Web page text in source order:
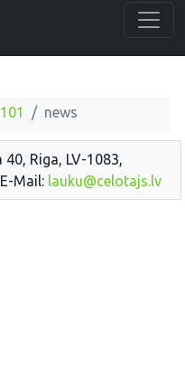
news
Riga, LV-1083,
Mail: lauku@celotajs.lv